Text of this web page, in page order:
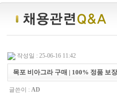
작성일 : 25-06-16 11:42
목포 비아그라 구매 | 100% 정품 보
글쓴이 : AD